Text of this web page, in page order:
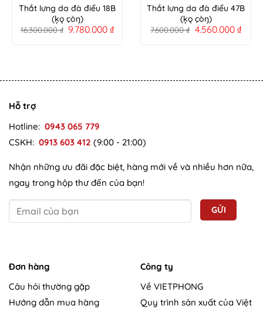
Thắt lưng da đà điểu 18B
(ķǫ çòŋ)
16.300.000₫ 9.780.000₫
Thắt lưng da đà điểu 47B
(ķǫ çòŋ)
7.600.000₫ 4.560.000 ₫
Hỗ trợ
Hotline: 0943 065 779
CSKH: 0913 603 412 (9:00 - 21:00)
Nhận những ưu đãi đặc biệt, hàng mới về và nhiều hơn nữa,
ngay trong hộp thư đến của bạn!
Đơn hàng
Câu hỏi thường gặp
Hướng dẫn mua hàng
Công ty
Về VIETPHONG
Quy trình sản xuất của Việt